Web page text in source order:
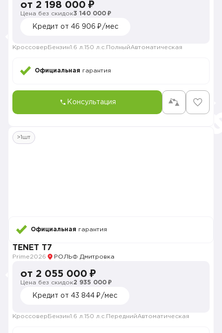
от 2 198 000 ₽
Цена без скидок3 140 000 ₽
Кредит от 46 906 ₽/мес
Кроссовер Бензин1.6 л. 150 л.с. ПолныйАвтоматическая
Официальная гарантия
Консультация
>1шт
Официальная гарантия
TENET T7
Prime2026 РОЛЬФ Дмитровка
от 2 055 000 ₽
Цена без скидок2 935 000 ₽
Кредит от 43 844 ₽/мес
Кроссовер Бензин1.6 л. 150 л.с. ПереднийАвтоматическая